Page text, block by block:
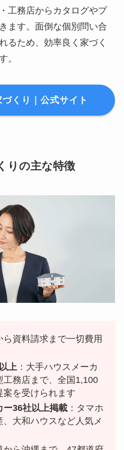
工務店からカタログやプ
ます。面倒な個別問い合
るため、効率良く家づく
。
くり｜公式サイト
りの主な特徴
ら資料請求まで一切費用
上：大手ハウスメーカ
工務店まで、全国1,100
を受けられます
ー36社以上掲載：タマホ
大和ハウスなど人気メ